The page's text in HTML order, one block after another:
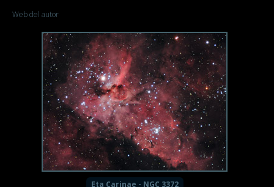
Web del autor
Eta Carinae - NGC 3372